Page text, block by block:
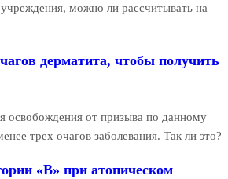
можно ли рассчитывать на
дерматита, чтобы получить
освобождения от призыва по данному
трех очагов заболевания. Так ли это?
«В» при атопическом